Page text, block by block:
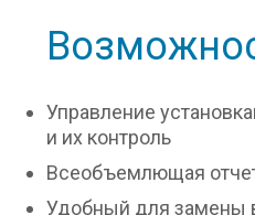
Управление
и их контроль
Всеобъемлющая
Удобный для замены